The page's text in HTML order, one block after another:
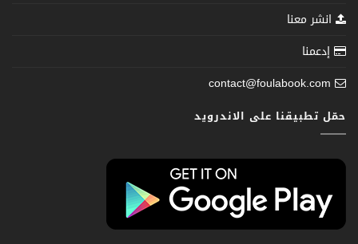
انشر معنا
إدعمنا
contact@foulabook.com
حمّل تطبيقنا على الاندرويد